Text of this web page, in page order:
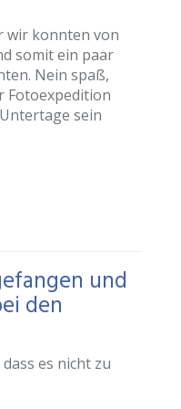
wir konnten von
somit ein paar
Nein spaß,
Fotoexpedition
sein
und
den
es nicht zu